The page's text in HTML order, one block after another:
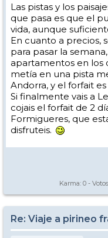
Las pistas y los
que pasa es que el
vida, aunque
En cuanto a precios,
para pasar la
apartamentos en los
metía en una pista
Andorra, y el forfait
Si finalmente vais a
cojais el forfait de 2
Formigueres, que
disfruteis.
Karma: 0 -
Re: Viaje a pirineo